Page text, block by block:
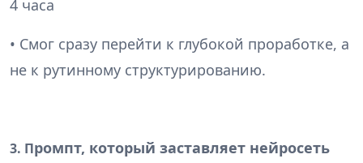
4 часа
• Смог сразу перейти к глубокой проработке, а
не к рутинному структурированию.
3. Промпт, который заставляет нейросеть